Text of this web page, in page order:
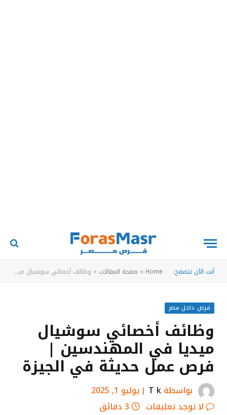
أنت الآن تتصفح: Home
» صفحة المقالات » وظائف أخصائي سوشيال ميديا في المهندسين | فرص عمل حديثة في الجيزة
فرص داخل مصر
وظائف أخصائي سوشيال
ميديا في المهندسين |
فرص عمل حديثة في الجيزة
بواسطةT k
يوليو 1, 2025
لا توجد تعليقات
3 دقائق